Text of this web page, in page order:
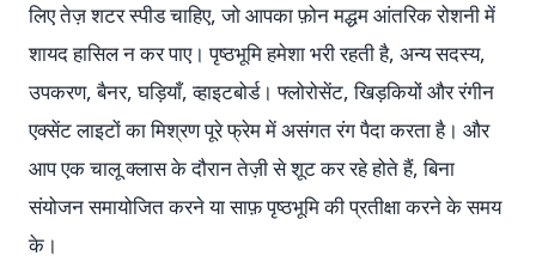
लिए तेज़ शटर स्पीड चाहिए, जो आपका फ़ोन मद्धम आंतरिक रोशनी में
शायद हासिल न कर पाए। पृष्ठभूमि हमेशा भरी रहती है, अन्य सदस्य,
उपकरण, बैनर, घड़ियाँ, व्हाइटबोर्ड। फ्लोरोसेंट, खिड़कियों और रंगीन
एक्सेंट लाइटों का मिश्रण पूरे फ्रेम में असंगत रंग पैदा करता है। और
आप एक चालू क्लास के दौरान तेज़ी से शूट कर रहे होते हैं, बिना
संयोजन समायोजित करने या साफ़ पृष्ठभूमि की प्रतीक्षा करने के समय
के।